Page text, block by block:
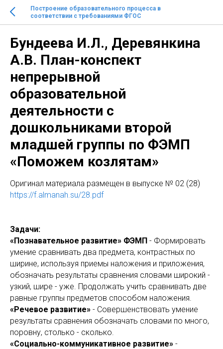
Построение образовательного процесса в
соответствии с требованиями ФГОС
Бундеева И.Л., Деревянкина
А.В. План-конспект
непрерывной
образовательной
деятельности с
дошкольниками второй
младшей группы по ФЭМП
«Поможем козлятам»
Оригинал материала размещен в выпуске № 02 (28)
https://f.almanah.su/28.pdf
Задачи:
«Познавательное развитие» ФЭМП - Формировать
умение сравнивать два предмета, контрастных по
ширине, используя приемы наложения и приложения,
обозначать результаты сравнения словами широкий -
узкий, шире - уже. Продолжать учить сравнивать две
равные группы предметов способом наложения.
«Речевое развитие» - Совершенствовать умение
результаты сравнения обозначать словами по много,
поровну, столько - сколько.
«Социально-коммуникативное развитие» -